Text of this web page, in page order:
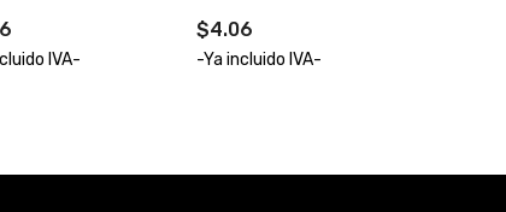
IVA-
$4.06
-Ya incluido IVA-